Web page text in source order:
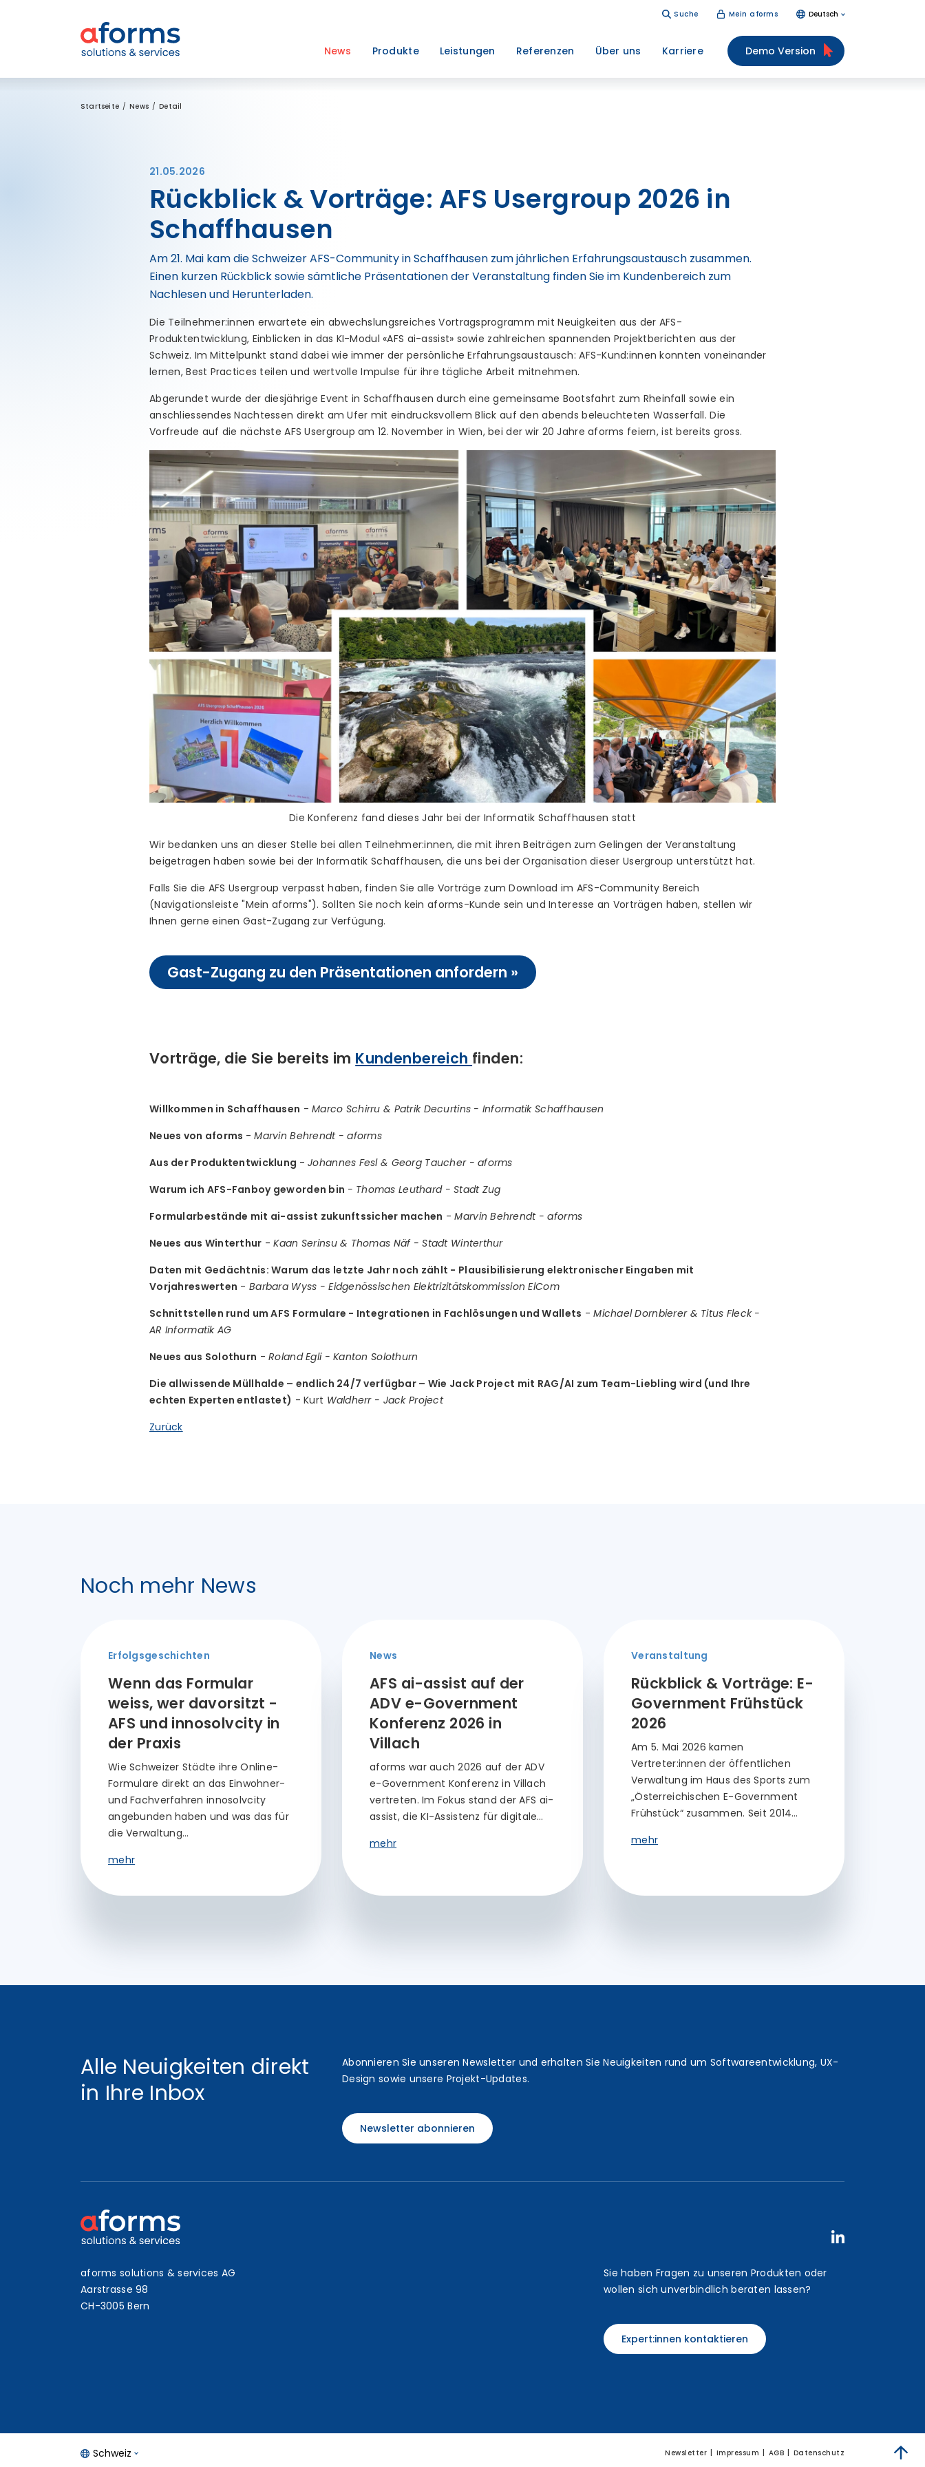
Suche Mein aforms Deutsch
News Produkte Leistungen Referenzen Über uns Karriere Demo Version
Startseite News Detail
21.05.2026
Rückblick & Vorträge: AFS Usergroup 2026 in
Schaffhausen
Am 21. Mai kam die Schweizer AFS-Community in Schaffhausen zum jährlichen Erfahrungsaustausch zusammen.
Einen kurzen Rückblick sowie sämtliche Präsentationen der Veranstaltung finden Sie im Kundenbereich zum
Nachlesen und Herunterladen.
Die Teilnehmer:innen erwartete ein abwechslungsreiches Vortragsprogramm mit Neuigkeiten aus der AFS-
Produktentwicklung, Einblicken in das KI-Modul «AFS ai-assist» sowie zahlreichen spannenden Projektberichten aus der
Schweiz. Im Mittelpunkt stand dabei wie immer der persönliche Erfahrungsaustausch: AFS-Kund:innen konnten voneinander
lernen, Best Practices teilen und wertvolle Impulse für ihre tägliche Arbeit mitnehmen.
Abgerundet wurde der diesjährige Event in Schaffhausen durch eine gemeinsame Bootsfahrt zum Rheinfall sowie ein
anschliessendes Nachtessen direkt am Ufer mit eindrucksvollem Blick auf den abends beleuchteten Wasserfall. Die
Vorfreude auf die nächste AFS Usergroup am 12. November in Wien, bei der wir 20 Jahre aforms feiern, ist bereits gross.
Die Konferenz fand dieses Jahr bei der Informatik Schaffhausen statt
Wir bedanken uns an dieser Stelle bei allen Teilnehmer:innen, die mit ihren Beiträgen zum Gelingen der Veranstaltung
beigetragen haben sowie bei der Informatik Schaffhausen, die uns bei der Organisation dieser Usergroup unterstützt hat.
Falls Sie die AFS Usergroup verpasst haben, finden Sie alle Vorträge zum Download im AFS-Community Bereich
(Navigationsleiste "Mein aforms"). Sollten Sie noch kein aforms-Kunde sein und Interesse an Vorträgen haben, stellen wir
Ihnen gerne einen Gast-Zugang zur Verfügung.
Gast-Zugang zu den Präsentationen anfordern »
Vorträge, die Sie bereits im Kundenbereich finden:
Willkommen in Schaffhausen -Marco Schirru & Patrik Decurtins - Informatik Schaffhausen
Neues von aforms -Marvin Behrendt - aforms
Aus der Produktentwicklung -Johannes Fesl & Georg Taucher - aforms
Warum ich AFS-Fanboy geworden bin - Thomas Leuthard - Stadt Zug
Formularbestände mit ai-assist zukunftssicher machen -Marvin Behrendt - aforms
Neues aus Winterthur -Kaan Serinsu & Thomas Näf - Stadt Winterthur
Daten mit Gedächtnis: Warum das letzte Jahr noch zählt - Plausibilisierung elektronischer Eingaben mit
Vorjahreswerten -Barbara Wyss - Eidgenössischen Elektrizitätskommission ElCom
Schnittstellen rund um AFS Formulare - Integrationen in Fachlösungen und Wallets -Michael Dornbierer & Titus Fleck -
AR Informatik AG
Neues aus Solothurn -Roland Egli - Kanton Solothurn
Die allwissende Müllhalde – endlich 24/7 verfügbar – Wie Jack Project mit RAG/AI zum Team-Liebling wird (und Ihre
echten Experten entlastet) - Kurt Waldherr - Jack Project
Zurück
Noch mehr News
Erfolgsgeschichten
Wenn das Formular
weiss, wer davorsitzt -
AFS und innosolvcity in
der Praxis
Wie Schweizer Städte ihre Online-
Formulare direkt an das Einwohner-
und Fachverfahren innosolvcity
angebunden haben und was das für
die Verwaltung…
mehr
News
AFS ai-assist auf der
ADV e-Government
Konferenz 2026 in
Villach
aforms war auch 2026 auf der ADV
e-Government Konferenz in Villach
vertreten. Im Fokus stand der AFS ai-
assist, die KI-Assistenz für digitale…
mehr
Veranstaltung
Rückblick & Vorträge: E-
Government Frühstück
2026
Am 5. Mai 2026 kamen
Vertreter:innen der öffentlichen
Verwaltung im Haus des Sports zum
„Österreichischen E-Government
Frühstück“ zusammen. Seit 2014…
mehr
Alle Neuigkeiten direkt
in Ihre Inbox
Abonnieren Sie unseren Newsletter und erhalten Sie Neuigkeiten rund um Softwareentwicklung, UX-
Design sowie unsere Projekt-Updates.
Newsletter abonnieren
aforms solutions & services AG
Aarstrasse 98
CH-3005 Bern
Sie haben Fragen zu unseren Produkten oder
wollen sich unverbindlich beraten lassen?
Expert:innen kontaktieren
Schweiz Newsletter Impressum AGB Datenschutz